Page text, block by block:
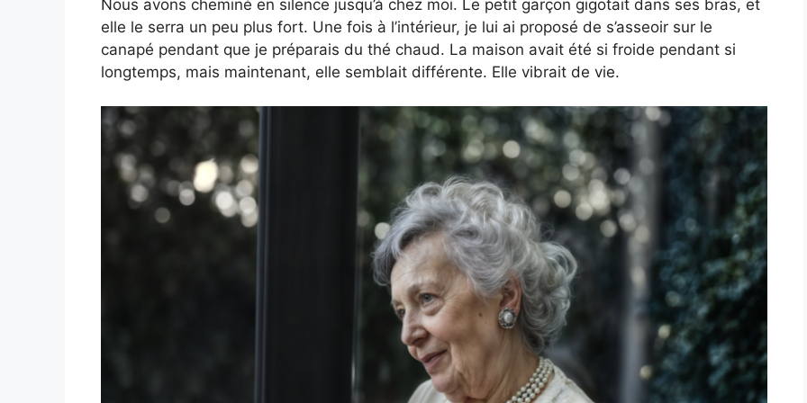
Nous avons cheminé en silence jusqu’à chez moi. Le petit garçon gigotait dans ses bras, et
elle le serra un peu plus fort. Une fois à l’intérieur, je lui ai proposé de s’asseoir sur le
canapé pendant que je préparais du thé chaud. La maison avait été si froide pendant si
longtemps, mais maintenant, elle semblait différente. Elle vibrait de vie.